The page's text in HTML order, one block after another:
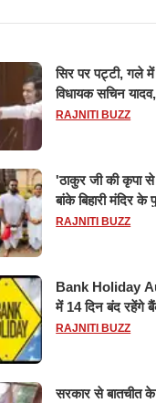
सिर पर पट्टी, गले
विधायक सचिन
मानसून सत्र के लिए
RAJNITI BUZZ
'ठाकुर जी की कृपा
बांके बिहारी मंदिर के
विश्वनाथ का
RAJNITI BUZZ
Bank Holiday
में 14 दिन बंद रहेंगे
छुट्टियों की लिस्ट​​​​​​​
RAJNITI BUZZ
सरकार से बातचीत